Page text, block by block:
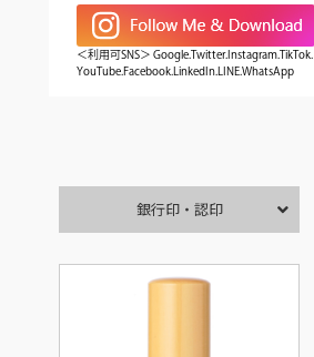
＜利用可SNS＞ Google.Twitter.Instagram.TikTok.
YouTube.Facebook.LinkedIn.LINE.WhatsApp
銀行印・認印